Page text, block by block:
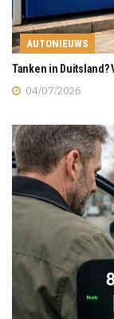
AUTONIEUWS
Tanken in
04/07/2026